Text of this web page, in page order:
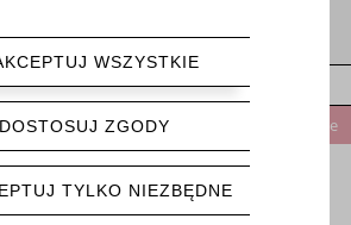
pełną wersję strony
otrzymasz 5% rabatu na pierwsze zamówienie
TYLKO NIEZBĘDNE
DOSTOSUJ ZGODY
WSZYSTKIE